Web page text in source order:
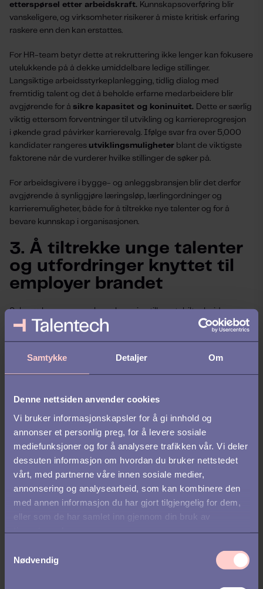
Samtykke Detaljer Om
Denne nettsiden anvender cookies
Vi bruker informasjonskapsler for å gi innhold og
annonser et personlig preg, for å levere sosiale
mediefunksjoner og for å analysere trafikken vår. Vi deler
dessuten informasjon om hvordan du bruker nettstedet
vårt, med partnerne våre innen sosiale medier,
annonsering og analysearbeid, som kan kombinere den
med annen informasjon du har gjort tilgjengelig for dem,
eller som de har samlet inn gjennom din bruk av
Nødvendig
etterspørsel etter arbeidskraft. Kunnskapsoverføring blir
vanskeligere, og virksomheter risikerer å miste kritisk erfaring
raskere enn den kan erstattes.
For HR-team betyr dette at rekruttering ikke lenger kan fokusere
utelukkende på å dekke umiddelbare ledige stillinger.
Langsiktige arbeidsstyrkeplanlegging, tidlig dialog med
fremtidig talent og det å beholde erfarne medarbeidere blir
avgjørende for å sikre kapasitet og koninuitet. Dette er særlig
viktig ettersom forventninger til utvikling og karriereprogresjon
i økende grad påvirker karrierevalg. Ifølge svar fra over 5,000
kandidater rangeres utviklingsmuligheter blant de viktigste
faktorene når de vurderer hvilke stillinger de søker på.
For arbeidsgivere i bygge- og anleggsbransjen blir det derfor
avgjørende å synliggjøre læringsløp, lærlingordninger og
karrieremuligheter, både for å tiltrekke nye talenter og for å
bevare kunnskap i organisasjonen.
3. Å tiltrekke unge talenter
og utfordringer knyttet til
employer brandet
Selv om bygge- og anleggsbransjen tilbyr stabilt arbeid og
meningsfulle oppgaver, oppfattes den ofte som
fysisk
yngre kandidater før de i det hele tatt vurderer å søke.
organisajsoner kommuniserer arbeidsforhold,
utviklingsmuligheter, sikkerhet og karriereprogresjon påvirker
direkte om unge talenter engasjerer seg i bransjen i det hele tatt.
Dette samsvarer med funn fra vår HR-rapport for 2026, der
kandidater fortalte oss at når de først ser på en stillingsannonse,
er følgende tre faktorer viktigst for å fange deres
oppmerksomhet:
stillingstittel og overskrift
selskapets kultur og verdier
Dette understreker hvor viktig employer branding og tydelighet